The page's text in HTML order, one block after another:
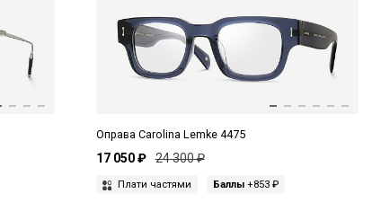
Оправа Carolina Lemke 4475
17 050 ₽ 24 300 ₽
Плати частями Баллы+853 ₽